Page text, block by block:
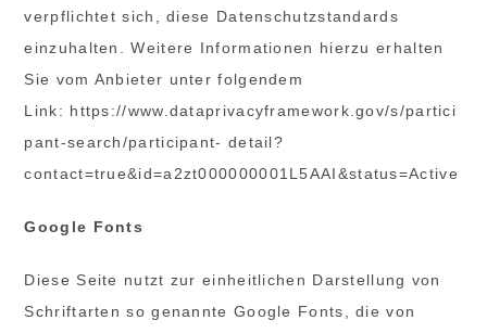
verpflichtet sich, diese Datenschutzstandards
einzuhalten. Weitere Informationen hierzu erhalten
Sie vom Anbieter unter folgendem
Link: https://www.dataprivacyframework.gov/s/partici
pant-search/participant- detail?
contact=true&id=a2zt000000001L5AAI&status=Active
Google Fonts
Diese Seite nutzt zur einheitlichen Darstellung von
Schriftarten so genannte Google Fonts, die von